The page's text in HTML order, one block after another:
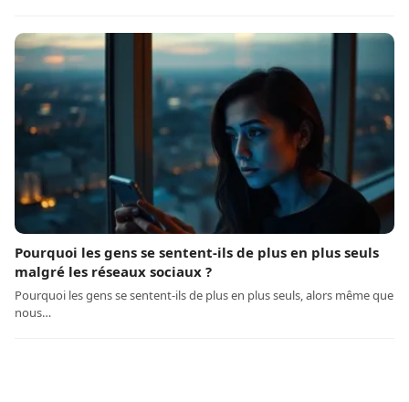
Pourquoi les gens se sentent-ils de plus en plus seuls
malgré les réseaux sociaux ?
Pourquoi les gens se sentent-ils de plus en plus seuls, alors même que
nous…